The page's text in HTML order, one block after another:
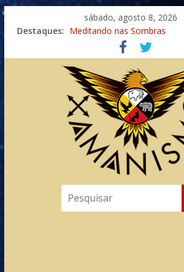
sábado, agosto 8, 2026
Destaques: Meditando nas Sombras
Autosuficiência: A Jornada
Xamanismo Universal
Totens – Caminho Espiritual
Imaginação na Cura